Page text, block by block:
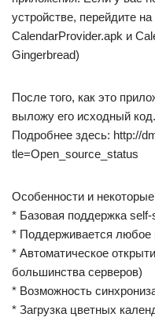
устройстве, перейдите
CalendarProvider.apk и
Gingerbread)
После того, как это
выложу его исходный код.
Подробнее здесь: http://
tle=Open_source_status
Особенности и некоторые
* Базовая поддержка
* Поддерживается любое
* Автоматическое
большинства серверов)
* Возможность
* Загрузка цветных